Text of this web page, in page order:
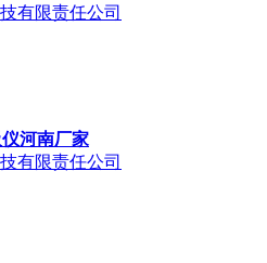
有限责任公司
河南厂家
有限责任公司